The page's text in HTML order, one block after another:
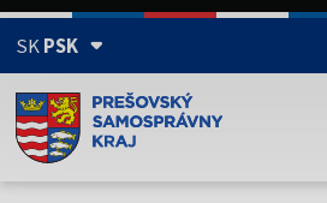
SKPSK
Doména psk.sk je oficiálna
Toto je oficiálna webová stránka